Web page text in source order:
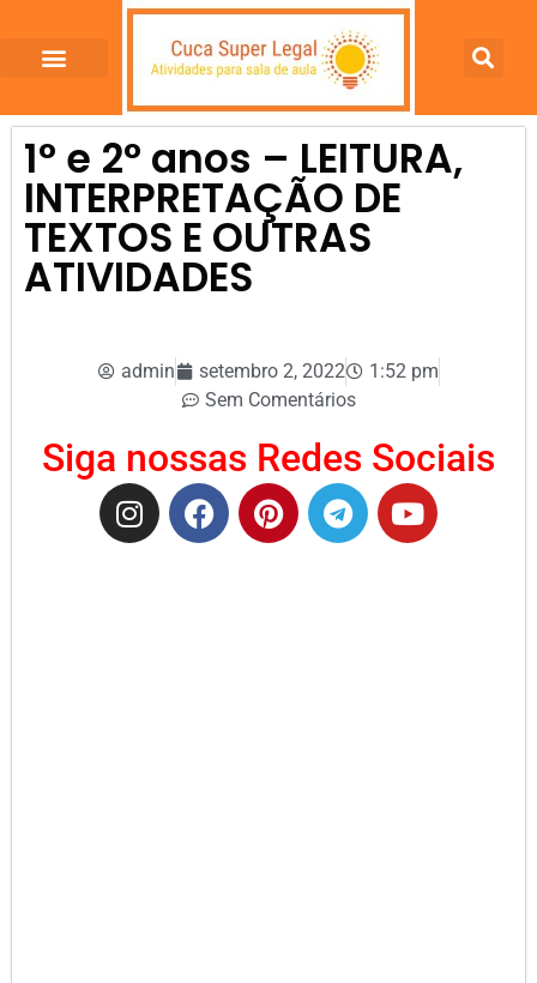
1° e 2° anos – LEITURA,
INTERPRETAÇÃO DE
TEXTOS E OUTRAS
ATIVIDADES
admin setembro 2, 2022
1:52 pm
Sem Comentários
Siga nossas Redes Sociais